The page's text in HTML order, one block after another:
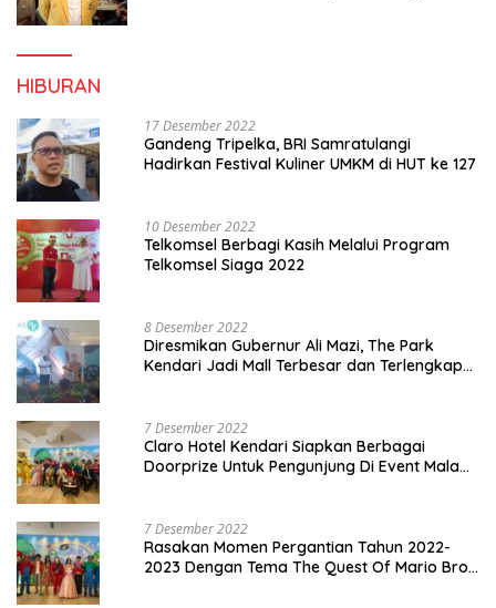
HIBURAN
17 Desember 2022
Gandeng Tripelka, BRI Samratulangi
Hadirkan Festival Kuliner UMKM di HUT ke 127
10 Desember 2022
Telkomsel Berbagi Kasih Melalui Program
Telkomsel Siaga 2022
8 Desember 2022
Diresmikan Gubernur Ali Mazi, The Park
Kendari Jadi Mall Terbesar dan Terlengkap
7 Desember 2022
Claro Hotel Kendari Siapkan Berbagai
Doorprize Untuk Pengunjung Di Event Malam
7 Desember 2022
Rasakan Momen Pergantian Tahun 2022-
2023 Dengan Tema The Quest Of Mario Bros